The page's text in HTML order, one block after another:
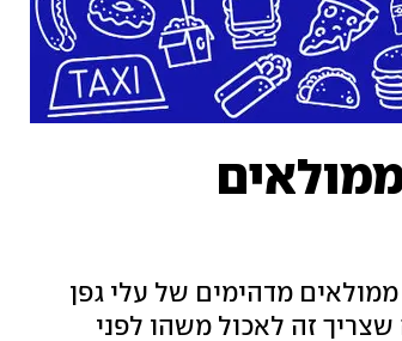
של ממולאים
מדהימים של עלי גפן
שצריך זה לאכול משהו לפני